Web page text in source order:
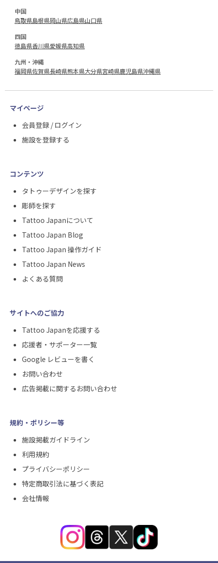
中国
鳥取県島根県岡山県広島県山口県
四国
徳島県香川県愛媛県高知県
九州・沖縄
福岡県佐賀県長崎県熊本県大分県宮崎県鹿児島県沖縄県
マイページ
会員登録 / ログイン
施設を登録する
コンテンツ
タトゥーデザインを探す
彫師を探す
Tattoo Japanについて
Tattoo Japan Blog
Tattoo Japan 操作ガイド
Tattoo Japan News
よくある質問
サイトへのご協力
Tattoo Japanを応援する
応援者・サポーター一覧
Google レビューを書く
お問い合わせ
広告掲載に関するお問い合わせ
規約・ポリシー等
施設掲載ガイドライン
利用規約
プライバシーポリシー
特定商取引法に基づく表記
会社情報